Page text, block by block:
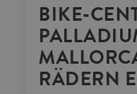
BIKE-
RÄDERN